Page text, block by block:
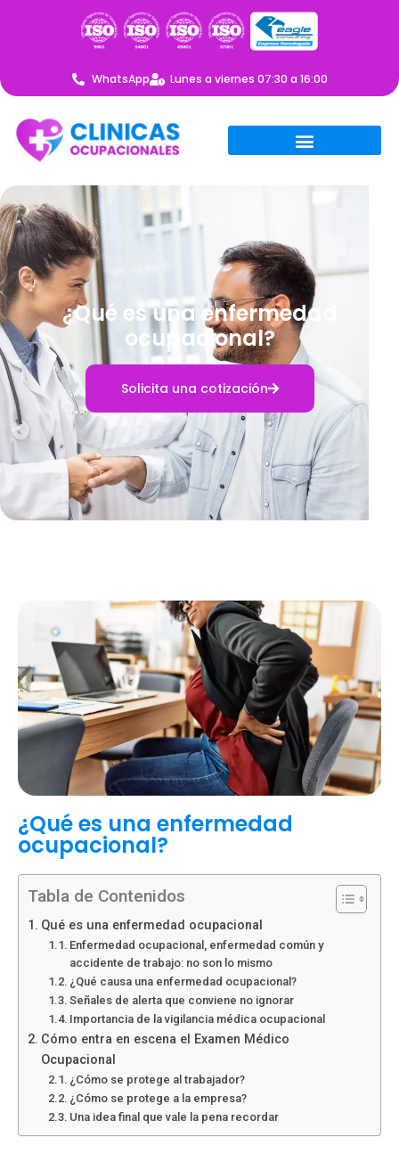
WhatsApp Lunes a viernes 07:30 a 16:00
¿Qué es una enfermedad
ocupacional?
Solicita una cotización
¿Qué es una enfermedad
ocupacional?
Tabla de Contenidos
Qué es una enfermedad ocupacional
Enfermedad ocupacional, enfermedad común y
accidente de trabajo: no son lo mismo
¿Qué causa una enfermedad ocupacional?
Señales de alerta que conviene no ignorar
Importancia de la vigilancia médica ocupacional
Cómo entra en escena el Examen Médico
Ocupacional
¿Cómo se protege al trabajador?
¿Cómo se protege a la empresa?
Una idea final que vale la pena recordar